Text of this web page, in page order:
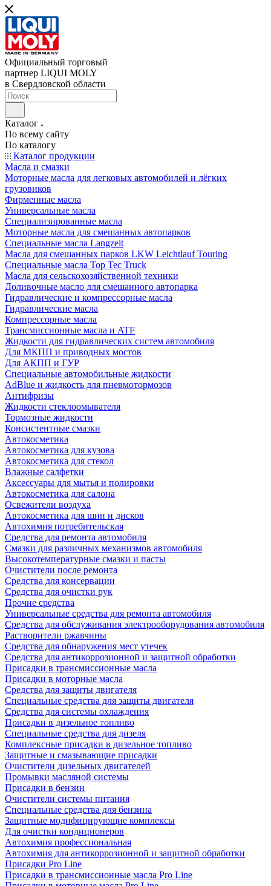
Официальный торговый
партнер LIQUI MOLY
в Свердловской области
Каталог
По всему сайту
По каталогу
Каталог продукции
Масла и смазки
Моторные масла для легковых автомобилей и лёгких
грузовиков
Фирменные масла
Универсальные масла
Специализированные масла
Моторные масла для смешанных автопарков
Специальные масла Langzeit
Масла для смешанных парков LKW Leichtlauf Touring
Специальные масла Top Tec Truck
Масла для сельскохозяйственной техники
Доливочные масло для смешанного автопарка
Гидравлические и компрессорные масла
Гидравлические масла
Компрессорные масла
Трансмиссионные масла и ATF
Жидкости для гидравлических систем автомобиля
Для МКПП и приводных мостов
Для АКПП и ГУР
Специальные автомобильные жидкости
AdBlue и жидкость для пневмотормозов
Антифризы
Жидкости стеклоомывателя
Тормозные жидкости
Консистентные смазки
Автокосметика
Автокосметика для кузова
Автокосметика для стекол
Влажные салфетки
Аксессуары для мытья и полировки
Автокосметика для салона
Освежители воздуха
Автокосметика для шин и дисков
Автохимия потребительская
Средства для ремонта автомобиля
Смазки для различных механизмов автомобиля
Высокотемпературные смазки и пасты
Очистители после ремонта
Средства для консервации
Средства для очистки рук
Прочие средства
Универсальные средства для ремонта автомобиля
Средства для обслуживания электрооборудования автомобиля
Растворители ржавчины
Средства для обнаружения мест утечек
Средства для антикоррозионной и защитной обработки
Присадки в трансмиссионные масла
Присадки в моторные масла
Средства для защиты двигателя
Специальныe средства для защиты двигателя
Средства для системы охлаждения
Присадки в дизельное топливо
Спeциальные средства для дизеля
Комплексные присадки в дизельное топливо
Защитные и смазывающие присадки
Очистители дизельных двигателей
Промывки масляной системы
Присадки в бензин
Очистители системы питания
Специальные срeдства для бензина
Защитные модифицирующие комплексы
Для очистки кондиционеров
Автохимия профессиональная
Автохимия для антикоррозионной и защитной обработки
Присадки Pro Line
Присадки в трансмиссионные масла Pro Line